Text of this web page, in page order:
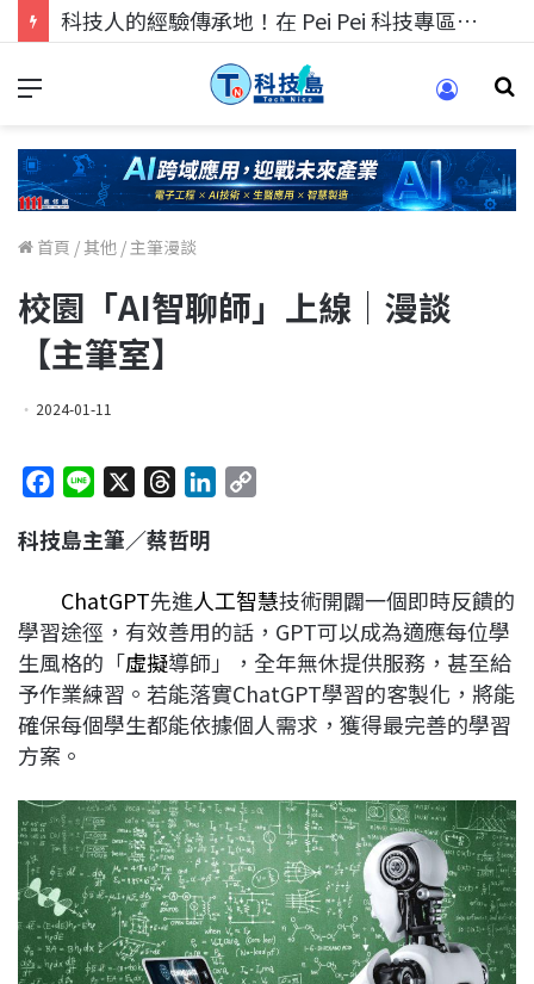
科技人的經驗傳承地！在 Pei Pei 科技專區，與學弟妹交流最硬核的技術
首頁 /其他 / 主筆漫談
校園「AI智聊師」上線｜漫談
【主筆室】
2024-01-11
c
b
o
o
k
n
r
a
d
s
e
d
I
n
L
n
k
科技島主筆／蔡哲明
ChatGPT先進人工智慧技術開闢一個即時反饋的
學習途徑，有效善用的話，GPT可以成為適應每位學
生風格的「虛擬導師」，全年無休提供服務，甚至給
予作業練習。若能落實ChatGPT學習的客製化，將能
確保每個學生都能依據個人需求，獲得最完善的學習
方案。